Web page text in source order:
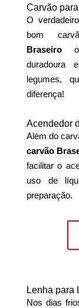
Carvão
O
bom
Braseiro
duradoura
legumes,
diferença!
Acendedor
Além do
carvão
facilitar o
uso de
preparação.
Lenha para
Nos dias